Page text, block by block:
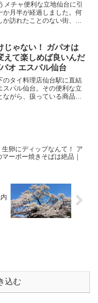
メチャ便利な立地仙台に引
か月半が経過しました。何
か訪れたことのない街、親
街。逆に言うと、開拓の
街♪ 食べ...
じゃない！ ガパオは
えて楽しめば良いんだ
オ エスパル仙台
のタイ料理店仙台駅に直結
スパル仙台。その便利な立
がら、扱っている商品や
生卵にディップなんて！ ア
ーボー焼きそばは絶品｜
込む